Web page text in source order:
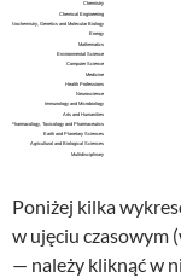
Poniżej kilka
w ujęciu czasowym
— należy kliknąć w